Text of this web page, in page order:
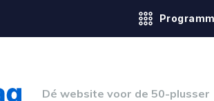
Dé website voor de 50-plusser